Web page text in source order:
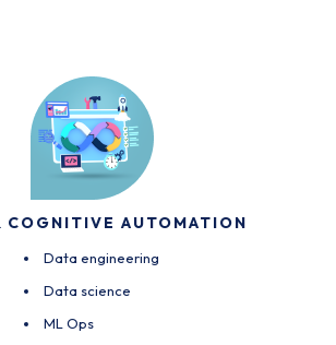
COGNITIVE AUTOMATION
Data engineering
Data science
ML Ops